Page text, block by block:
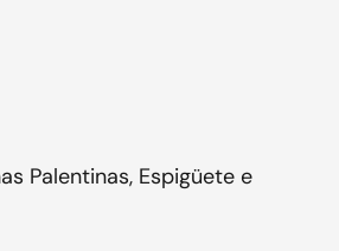
Palentinas, Espigüete e